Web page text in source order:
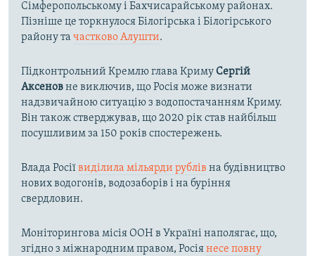
Сімферопольському і Бахчисарайському районах.
Пізніше це торкнулося Білогірська і Білогірського
району та частково Алушти.
Підконтрольний Кремлю глава КримуСергій
Аксеновне виключив, що Росія може визнати
надзвичайною ситуацію з водопостачанням Криму.
Він також стверджував, що 2020 рік став найбільш
посушливим за 150 років спостережень.
Влада Росіївиділила мільярди рублів на будівництво
нових водогонів, водозаборів і на буріння
свердловин.
Моніторингова місія ООН в Україні наполягає, що,
згідно з міжнародним правом, Росіянесе повну